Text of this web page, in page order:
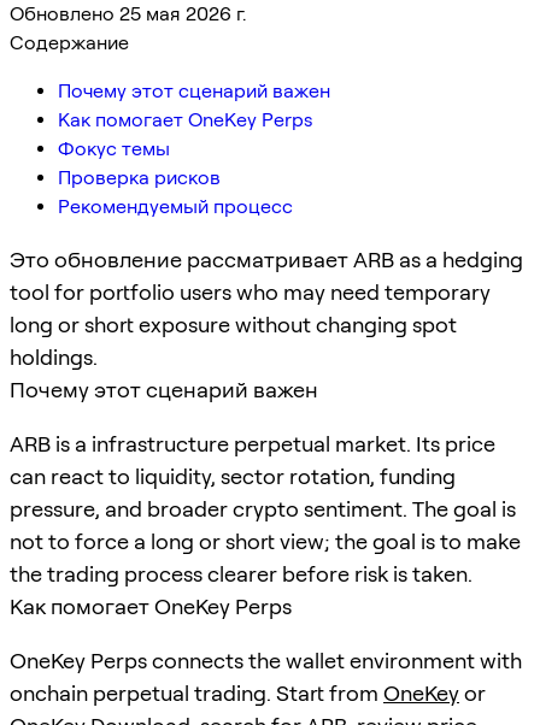
Обновлено 25 мая 2026 г.
Содержание
Почему этот сценарий важен
Как помогает OneKey Perps
Фокус темы
Проверка рисков
Рекомендуемый процесс
Это обновление рассматривает ARB as a hedging
tool for portfolio users who may need temporary
long or short exposure without changing spot
holdings.
Почему этот сценарий важен
ARB is a infrastructure perpetual market. Its price
can react to liquidity, sector rotation, funding
pressure, and broader crypto sentiment. The goal is
not to force a long or short view; the goal is to make
the trading process clearer before risk is taken.
Как помогает OneKey Perps
OneKey Perps connects the wallet environment with
onchain perpetual trading. Start from OneKeyor